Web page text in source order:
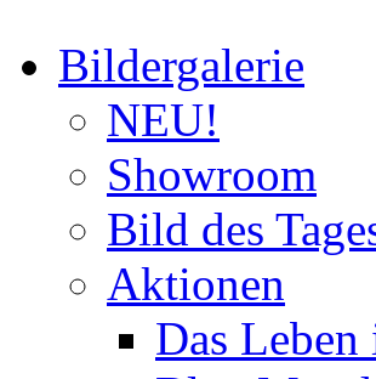
Bildergalerie
NEU!
Showroom
Bild des
Aktionen
Das